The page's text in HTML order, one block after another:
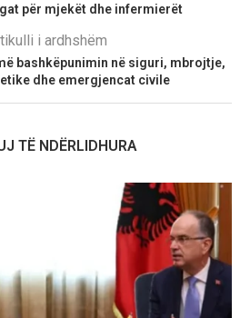
për mjekët dhe infermierët
i ardhshëm
bashkëpunimin në siguri, mbrojtje,
dhe emergjencat civile
TË NDËRLIDHURA